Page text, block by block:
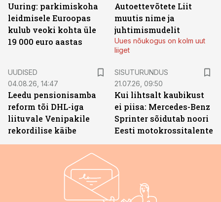
Uuring: parkimiskoha
leidmisele Euroopas
kulub veoki kohta üle
19 000 euro aastas
Autoettevõtete Liit
muutis nime ja
juhtimismudelit
Uues nõukogus on kolm uut
liiget
UUDISED
04.08.26, 14:47
Leedu pensionisamba
reform tõi DHL-iga
liituvale Venipakile
rekordilise käibe
SISUTURUNDUS
21.07.26, 09:50
Kui lihtsalt kaubikust
ei piisa: Mercedes-Benz
Sprinter sõidutab noori
Eesti motokrossitalente